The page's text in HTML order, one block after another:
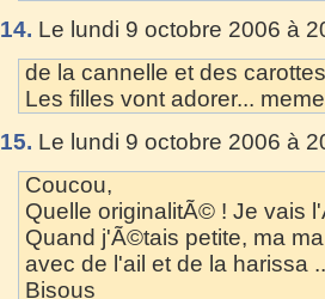
14. Le lundi 9 octobre 2006 à
de la cannelle et des
Les filles vont adorer...
15. Le lundi 9 octobre 2006 à
Coucou,
Quelle originalitÃ© ! Je vais
Quand j'Ã©tais petite, ma
avec de l'ail et de la harissa
Bisous